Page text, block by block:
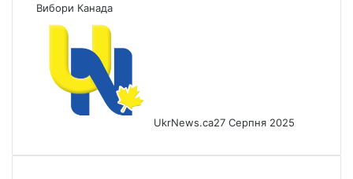
Вибори Канада
UkrNews.ca27 Серпня 2025